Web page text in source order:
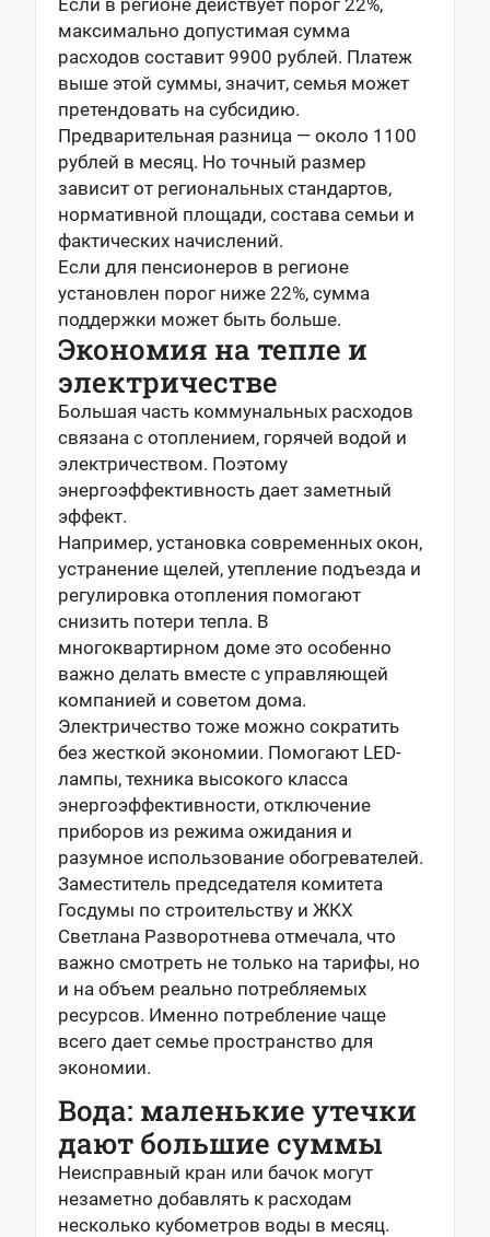
Если в регионе действует порог 22%,
максимально допустимая сумма
расходов составит 9900 рублей. Платеж
выше этой суммы, значит, семья может
претендовать на субсидию.
Предварительная разница — около 1100
рублей в месяц. Но точный размер
зависит от региональных стандартов,
нормативной площади, состава семьи и
фактических начислений.
Если для пенсионеров в регионе
установлен порог ниже 22%, сумма
поддержки может быть больше.
Экономия на тепле и
электричестве
Большая часть коммунальных расходов
связана с отоплением, горячей водой и
электричеством. Поэтому
энергоэффективность дает заметный
эффект.
Например, установка современных окон,
устранение щелей, утепление подъезда и
регулировка отопления помогают
снизить потери тепла. В
многоквартирном доме это особенно
важно делать вместе с управляющей
компанией и советом дома.
Электричество тоже можно сократить
без жесткой экономии. Помогают LED-
лампы, техника высокого класса
энергоэффективности, отключение
приборов из режима ожидания и
разумное использование обогревателей.
Заместитель председателя комитета
Госдумы по строительству и ЖКХ
Светлана Разворотнева отмечала, что
важно смотреть не только на тарифы, но
и на объем реально потребляемых
ресурсов. Именно потребление чаще
всего дает семье пространство для
экономии.
Вода: маленькие утечки
дают большие суммы
Неисправный кран или бачок могут
незаметно добавлять к расходам
несколько кубометров воды в месяц.